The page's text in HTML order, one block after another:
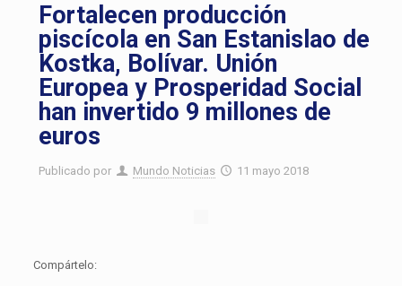
Fortalecen producción
piscícola en San Estanislao de
Kostka, Bolívar. Unión
Europea y Prosperidad Social
han invertido 9 millones de
euros
Publicado por Mundo Noticias 11 mayo 2018
Compártelo: